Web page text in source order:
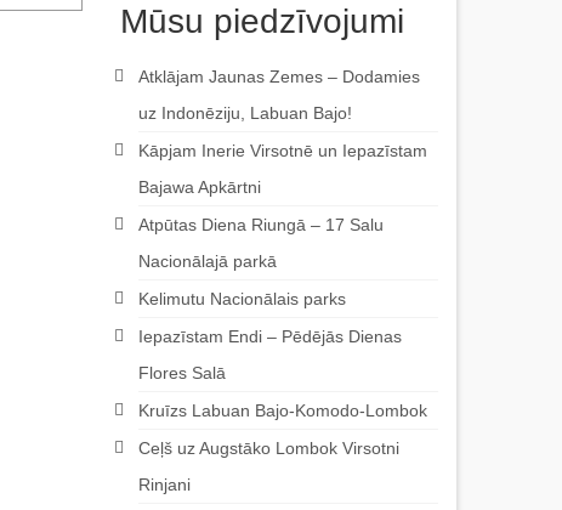
Mūsu piedzīvojumi
Atklājam Jaunas Zemes – Dodamies
uz Indonēziju, Labuan Bajo!
Kāpjam Inerie Virsotnē un Iepazīstam
Bajawa Apkārtni
Atpūtas Diena Riungā – 17 Salu
Nacionālajā parkā
Kelimutu Nacionālais parks
Iepazīstam Endi – Pēdējās Dienas
Flores Salā
Kruīzs Labuan Bajo-Komodo-Lombok
Ceļš uz Augstāko Lombok Virsotni
Rinjani